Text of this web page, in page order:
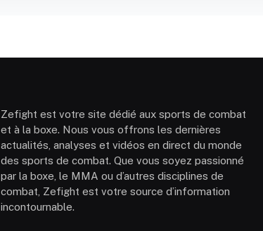
Zefight est votre site dédié aux sports de combat
et à la boxe. Nous vous offrons les dernières
actualités, analyses et vidéos en direct du monde
des sports de combat. Que vous soyez passionné
par la boxe, le MMA ou d’autres disciplines de
combat, Zefight est votre source d’information
incontournable.